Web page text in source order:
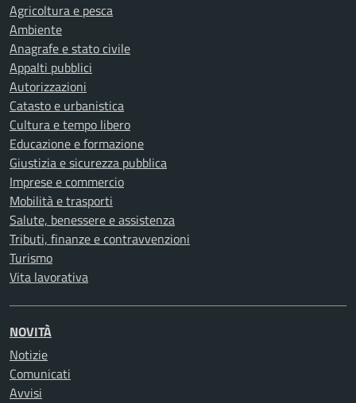
Agricoltura e pesca
Ambiente
Anagrafe e stato civile
Appalti pubblici
Autorizzazioni
Catasto e urbanistica
Cultura e tempo libero
Educazione e formazione
Giustizia e sicurezza pubblica
Imprese e commercio
Mobilità e trasporti
Salute, benessere e assistenza
Tributi, finanze e contravvenzioni
Turismo
Vita lavorativa
NOVITÀ
Notizie
Comunicati
Avvisi